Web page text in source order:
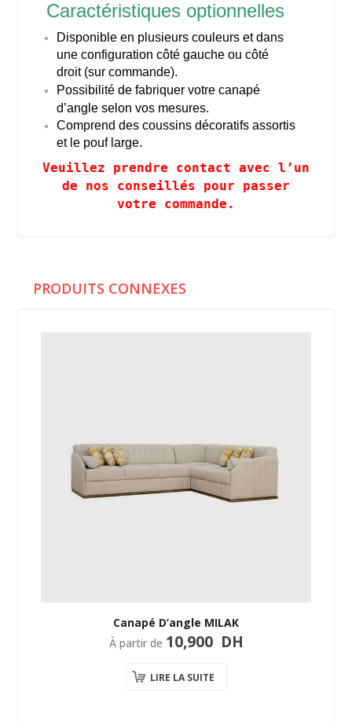
Caractéristiques optionnelles
Disponible en plusieurs couleurs et dans
une configuration côté gauche ou côté
droit (sur commande).
Possibilité de fabriquer votre canapé
d’angle selon vos mesures.
Comprend des coussins décoratifs assortis
et le pouf large.
Veuillez prendre contact avec l’un
de nos conseillés pour passer
votre commande.
PRODUITS CONNEXES
Canapé D’angle MILAK
À partir de 10,900 DH
LIRE LA SUITE